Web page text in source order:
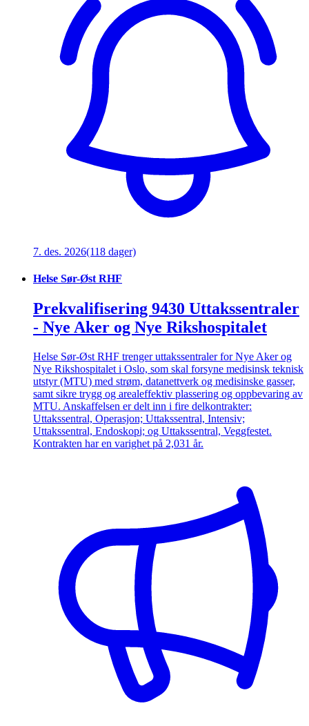
7. des. 2026(118 dager)
Helse Sør-Øst RHF
Prekvalifisering 9430 Uttakssentraler
- Nye Aker og Nye Rikshospitalet
Helse Sør-Øst RHF trenger uttakssentraler for Nye Aker og
Nye Rikshospitalet i Oslo, som skal forsyne medisinsk teknisk
utstyr (MTU) med strøm, datanettverk og medisinske gasser,
samt sikre trygg og arealeffektiv plassering og oppbevaring av
MTU. Anskaffelsen er delt inn i fire delkontrakter:
Uttakssentral, Operasjon; Uttakssentral, Intensiv;
Uttakssentral, Endoskopi; og Uttakssentral, Veggfestet.
Kontrakten har en varighet på 2,031 år.